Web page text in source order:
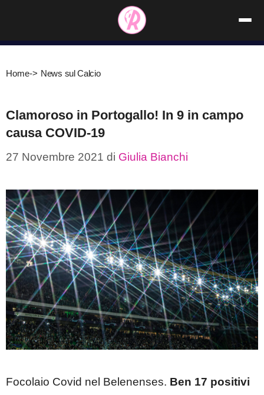
contenuto
Home-> News sul Calcio
Clamoroso in Portogallo! In 9 in campo
causa COVID-19
27 Novembre 2021 di Giulia Bianchi
Focolaio Covid nel Belenenses. Ben 17 positivi